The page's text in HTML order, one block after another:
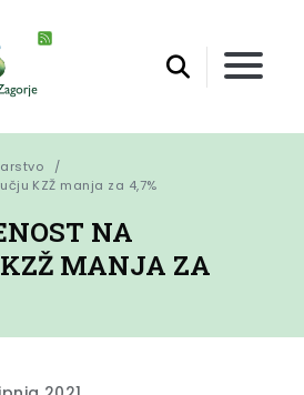
KZŽ manja za 4,7%
NA
MANJA ZA